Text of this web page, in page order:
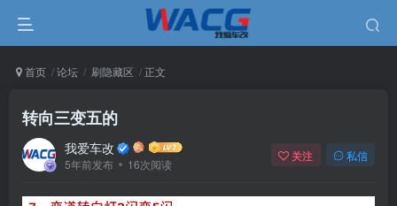
首页 论坛 刷隐藏区 正文
转向三变五的
我爱车改
5年前发布 16次阅读
关注 私信